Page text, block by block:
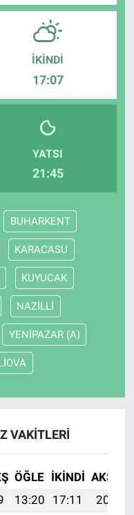
İKINDI
17:07
YATSI
21:45
BUHARKENT
KARACASU
KUYUCAK
NAZİLLİ
YENİPAZAR (A)
VAKITLERI
ÖĞLE İKINDI AKŞAM
13:20 17:11
20:31